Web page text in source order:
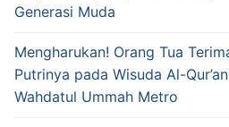
Generasi Muda
Mengharukan! Orang Tua
Putrinya pada Wisuda Al-
Wahdatul Ummah Metro